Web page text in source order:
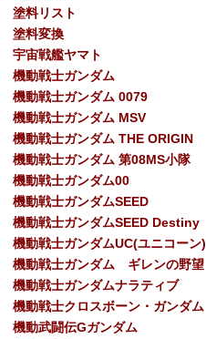
塗料リスト
塗料変換
宇宙戦艦ヤマト
機動戦士ガンダム
機動戦士ガンダム 0079
機動戦士ガンダム MSV
機動戦士ガンダム THE ORIGIN
機動戦士ガンダム 第08MS小隊
機動戦士ガンダム00
機動戦士ガンダムSEED
機動戦士ガンダムSEED Destiny
機動戦士ガンダムUC(ユニコーン)
機動戦士ガンダム ギレンの野望
機動戦士ガンダムナラティブ
機動戦士クロスボーン・ガンダム
機動武闘伝Gガンダム